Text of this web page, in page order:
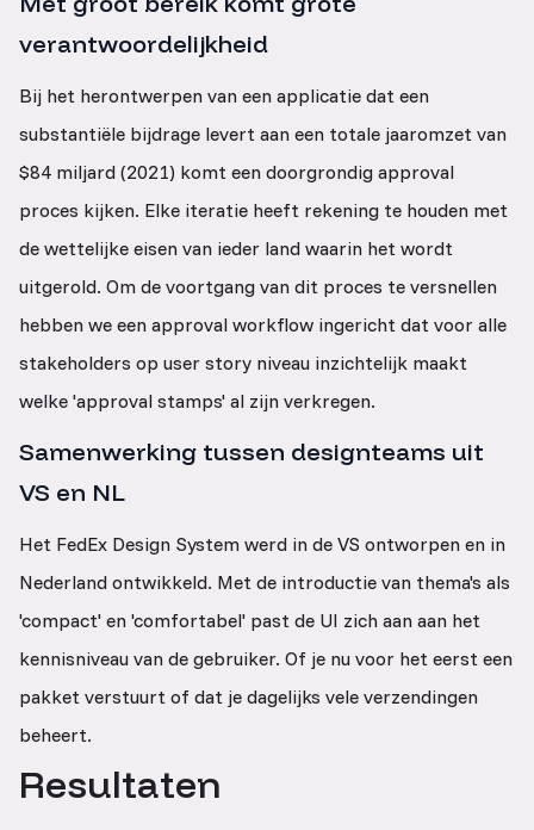
verantwoordelijkheid
Bij het herontwerpen van een applicatie dat een
substantiële bijdrage levert aan een totale jaaromzet van
$84 miljard (2021) komt een doorgrondig approval
proces kijken. Elke iteratie heeft rekening te houden met
de wettelijke eisen van ieder land waarin het wordt
uitgerold. Om de voortgang van dit proces te versnellen
hebben we een approval workflow ingericht dat voor alle
stakeholders op user story niveau inzichtelijk maakt
welke 'approval stamps' al zijn verkregen.
Samenwerking tussen designteams uit
VS en NL
Het FedEx Design System werd in de VS ontworpen en in
Nederland ontwikkeld. Met de introductie van thema's als
'compact' en 'comfortabel' past de UI zich aan aan het
kennisniveau van de gebruiker. Of je nu voor het eerst een
pakket verstuurt of dat je dagelijks vele verzendingen
beheert.
Resultaten